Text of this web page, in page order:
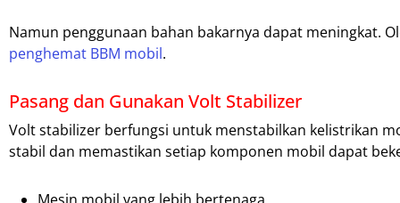
Namun penggunaan bahan bakarnya dapat meningkat.
penghemat BBM mobil.
Pasang dan Gunakan Volt Stabilizer
Volt stabilizer berfungsi untuk menstabilkan kelistrikan
stabil dan memastikan setiap komponen mobil dapat